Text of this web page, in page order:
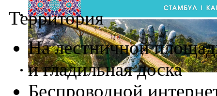
Территория
На лестничной
и гладильная доска
Беспроводной